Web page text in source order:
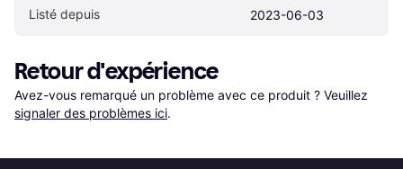
Listé depuis 2023-06-03
Retour d'expérience
Avez-vous remarqué un problème avec ce produit ? Veuillez
signaler des problèmes ici.